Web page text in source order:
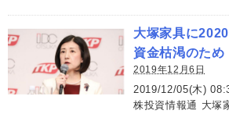
大塚家具に
資金枯渇のため
2019年12月6日
2019/12/05(木)
株投資情報通 大塚